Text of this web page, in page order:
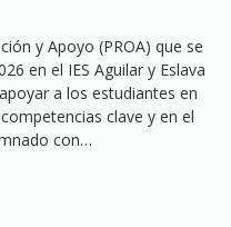
y Apoyo (PROA) que se
en el IES Aguilar y Eslava
a los estudiantes en
clave y en el
con…